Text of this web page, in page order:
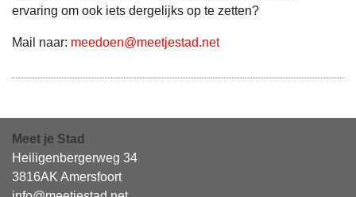
ervaring om ook iets dergelijks op te zetten?
Mail naar: meedoen@meetjestad.net
Meet je Stad
Heiligenbergerweg 34
3816AK Amersfoort